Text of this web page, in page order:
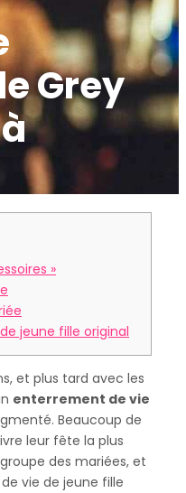
Grey
»
jeune fille original
et plus tard avec les
enterrement de vie
Beaucoup de
leur fête la plus
des mariées, et
vie de jeune fille